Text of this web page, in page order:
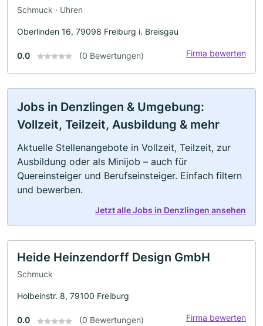
Schmuck · Uhren
Oberlinden 16, 79098 Freiburg i. Breisgau
0.0 (0 Bewertungen) Firma bewerten
Jobs in Denzlingen & Umgebung:
Vollzeit, Teilzeit, Ausbildung & mehr
Aktuelle Stellenangebote in Vollzeit, Teilzeit, zur
Ausbildung oder als Minijob – auch für
Quereinsteiger und Berufseinsteiger. Einfach filtern
und bewerben.
Jetzt alle Jobs in Denzlingen ansehen
Heide Heinzendorff Design GmbH
Schmuck
Holbeinstr. 8, 79100 Freiburg
0.0 (0 Bewertungen) Firma bewerten